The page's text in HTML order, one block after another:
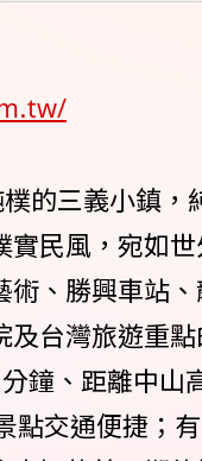
的三義小鎮，
民風，宛如
術、勝興車站
台灣旅遊重
鐘、距離中山
點交通便捷；